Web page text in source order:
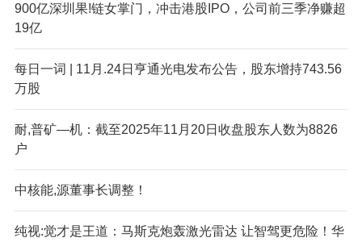
900亿深圳果!链女掌门，冲击港股IPO，公司前三季净赚超
19亿
每日一词 | 11月.24日亨通光电发布公告，股东增持743.56
万股
耐,普矿—机：截至2025年11月20日收盘股东人数为8826
户
中核能,源董事长调整！
纯视:觉才是王道：马斯克炮轰激光雷达 让智驾更危险！华